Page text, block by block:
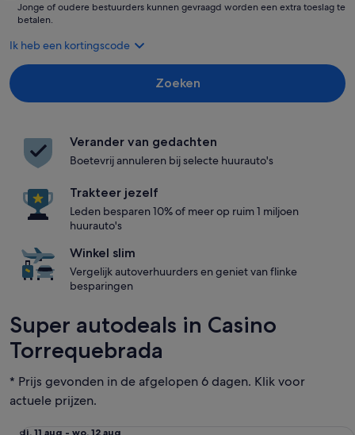
Jonge of oudere bestuurders kunnen gevraagd worden een extra toeslag te
betalen.
Ik heb een kortingscode
Zoeken
Verander van gedachten
Boetevrij annuleren bij selecte huurauto's
Trakteer jezelf
Leden besparen 10% of meer op ruim 1 miljoen
huurauto's
Winkel slim
Vergelijk autoverhuurders en geniet van flinke
besparingen
Super autodeals in Casino
Torrequebrada
* Prijs gevonden in de afgelopen 6 dagen. Klik voor
actuele prijzen.
di. 11 aug - wo. 12 aug